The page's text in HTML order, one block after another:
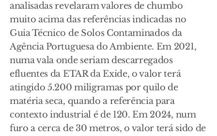
analisadas revelaram valores de chumbo
muito acima das referências indicadas no
Guia Técnico de Solos Contaminados da
Agência Portuguesa do Ambiente. Em 2021,
numa vala onde seriam descarregados
efluentes da ETAR da Exide, o valor terá
atingido 5.200 miligramas por quilo de
matéria seca, quando a referência para
contexto industrial é de 120. Em 2024, num
furo a cerca de 30 metros, o valor terá sido de